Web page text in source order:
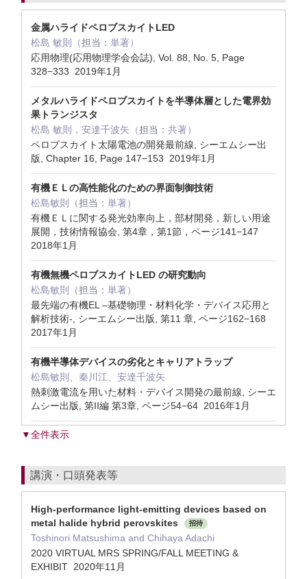
金属ハライドペロブスカイトLED
松島 敏則（担当： 単著）
応用物理(応用物理学会会誌), Vol. 88, No. 5, Page
328−333 2019年1月
メタルハライドペロブスカイトを半導体層とした電界効
果トランジスタ
松島 敏則，安達千波矢（担当： 共著）
ペロブスカイト太陽電池の開発最前線, シーエムシー出
版, Chapter 16, Page 147−153 2019年1月
有機ＥＬの高性能化のための界面制御技術
松島敏則（担当： 単著）
有機ＥＬに関する発光効率向上，部材開発，新しい用途
展開，技術情報協会, 第4章，第1節，ページ141−147
2018年1月
有機無機ペロブスカイトLED の研究動向
松島敏則（担当： 単著）
最先端の有機EL –基礎物理・材料化学・デバイス応用と
解析技術-, シーエムシー出版, 第11 章, ページ162−168
2017年1月
有機半導体デバイスの劣化とキャリアトラップ
松島敏則、秦川江、安達千波矢
熱刺激電流を用いた材料・デバイス開発の最前線, シーエ
ムシー出版, 第II編 第3章, ページ54−64 2016年1月
▼全件表示
講演・口頭発表等
High-performance light-emitting devices based on
metal halide hybrid perovskites
招待
Toshinori Matsushima and Chihaya Adachi
2020 VIRTUAL MRS SPRING/FALL MEETING &
EXHIBIT 2020年11月